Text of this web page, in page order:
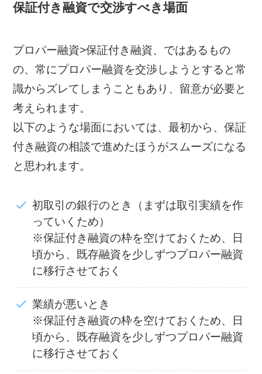
保証付き融資で交渉すべき場面
プロパー融資>保証付き融資、ではあるもの
の、常にプロパー融資を交渉しようとすると常
識からズレてしまうこともあり、留意が必要と
考えられます。
以下のような場面においては、最初から、保証
付き融資の相談で進めたほうがスムーズになる
と思われます。
初取引の銀行のとき（まずは取引実績を作
っていくため）
※保証付き融資の枠を空けておくため、日
頃から、既存融資を少しずつプロパー融資
に移行させておく
業績が悪いとき
※保証付き融資の枠を空けておくため、日
頃から、既存融資を少しずつプロパー融資
に移行させておく